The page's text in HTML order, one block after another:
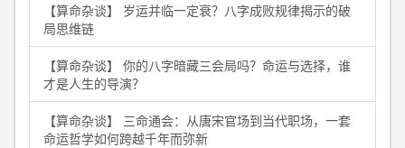
【算命杂谈】 岁运并临一定衰？八字成败规律揭示的破
局思维链
【算命杂谈】 你的八字暗藏三会局吗？命运与选择，谁
才是人生的导演？
【算命杂谈】 三命通会：从唐宋官场到当代职场，一套
命运哲学如何跨越千年而弥新